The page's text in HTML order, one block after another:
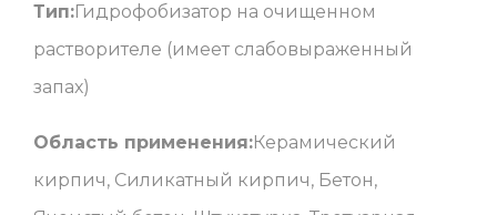
Тип:Гидрофобизатор на очищенном
растворителе (имеет слабовыраженный
запах)
Область применения:Керамический
кирпич, Силикатный кирпич, Бетон,